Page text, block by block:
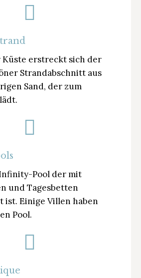
Küste erstreckt sich der
Strandabschnitt aus
Sand, der zum
Pool der mit
und Tagesbetten
ist. Einige Villen haben
Pool.